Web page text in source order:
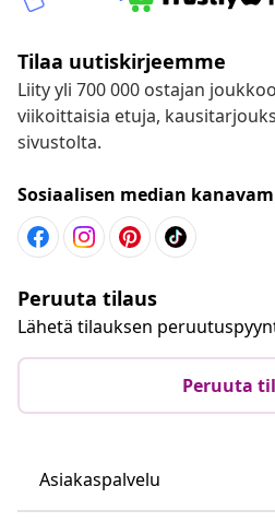
Tilaa uutiskirjeemme
Liity yli 700 000 ostajan
viikoittaisia etuja,
sivustolta.
Sosiaalisen median
Peruuta tilaus
Lähetä tilauksen
Peruuta
Asiakaspalvelu